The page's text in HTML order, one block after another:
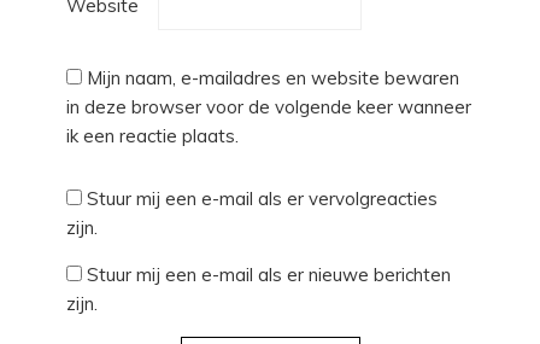
Website
Mijn naam, e-mailadres en website bewaren
in deze browser voor de volgende keer wanneer
ik een reactie plaats.
Stuur mij een e-mail als er vervolgreacties
zijn.
Stuur mij een e-mail als er nieuwe berichten
zijn.